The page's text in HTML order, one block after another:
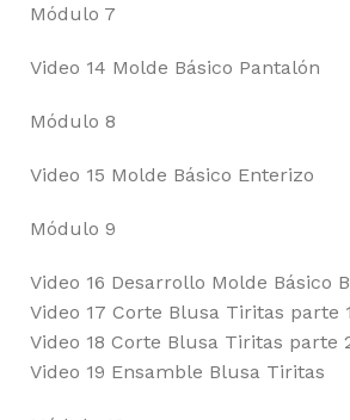
Módulo 7
Video 14 Molde Básico Pantalón
Módulo 8
Video 15 Molde Básico Enterizo
Módulo 9
Video 16 Desarrollo Molde Básico
Video 17 Corte Blusa Tiritas parte 1
Video 18 Corte Blusa Tiritas parte
Video 19 Ensamble Blusa Tiritas